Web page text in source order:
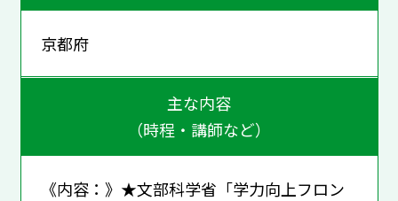
京都府
主な内容
（時程・講師など）
《内容：》★文部科学省「学力向上フロン